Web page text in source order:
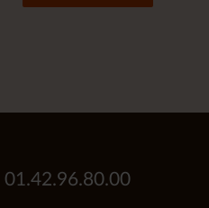
01.42.96.80.00